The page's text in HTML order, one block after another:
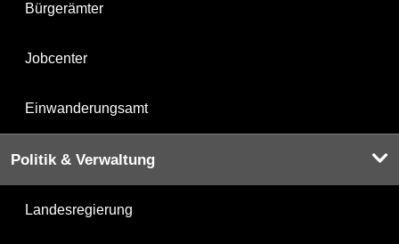
Bürgerämter
Jobcenter
Einwanderungsamt
Politik & Verwaltung
Landesregierung